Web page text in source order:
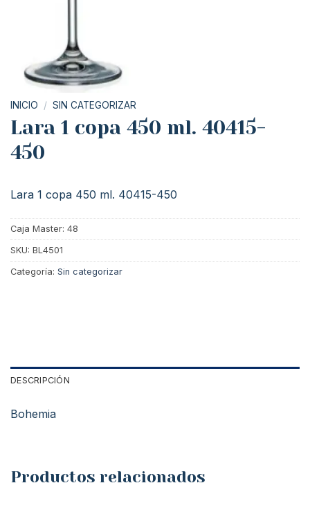
INICIO / SIN CATEGORIZAR
Lara 1 copa 450 ml. 40415-
450
Lara 1 copa 450 ml. 40415-450
Caja Master: 48
SKU: BL4501
Categoría: Sin categorizar
DESCRIPCIÓN
Bohemia
Productos relacionados